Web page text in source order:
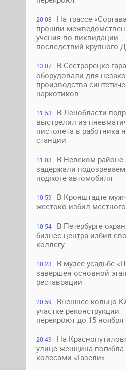
20:08
На трассе
прошли
учения по ликвидации
последствий крупного
13:07
В Сестрорецке
оборудовали для
производства
наркотиков
11:53
В Ленобласти
выстрелил из
пистолета в работника
станции
11:03
В Невском районе
задержали
поджоге автомобиля
10:59
В Кронштадте
жестоко избил
10:54
В Петербурге
бизнес-центра избил
коллегу
10:23
В музее-усадьбе
завершен основной этап
реставрации
20:59
Внешнее кольцо
участке реконструкции
перекроют до 15 ноября
20:49
На
улице женщина погибла
колесами «Газели»